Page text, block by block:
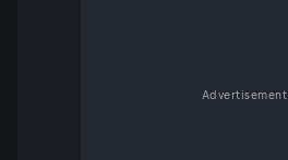
Advertisement